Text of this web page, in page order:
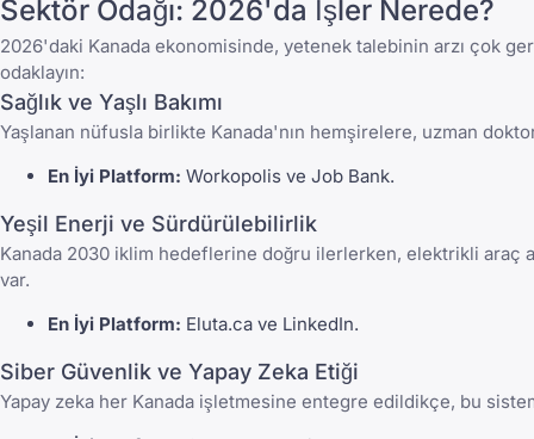
Sektör Odağı: 2026'da İşler Nerede?
2026'daki Kanada ekonomisinde, yetenek talebinin arzı çok
odaklayın:
Sağlık ve Yaşlı Bakımı
Yaşlanan nüfusla birlikte Kanada'nın hemşirelere, uzman
En İyi Platform: Workopolis ve Job Bank.
Yeşil Enerji ve Sürdürülebilirlik
Kanada 2030 iklim hedeflerine doğru ilerlerken, elektrikli araç
var.
En İyi Platform: Eluta.ca ve LinkedIn.
Siber Güvenlik ve Yapay Zeka Etiği
Yapay zeka her Kanada işletmesine entegre edildikçe, bu